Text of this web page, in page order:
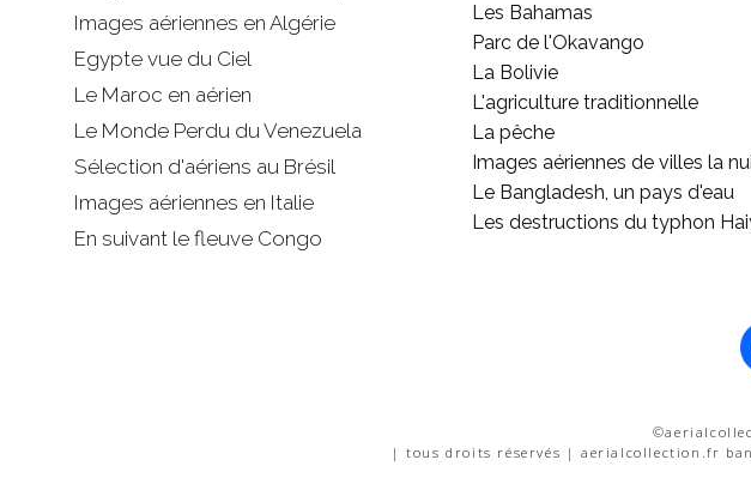
Images aériennes en Algérie
Egypte vue du Ciel
Le Maroc en aérien
Le Monde Perdu du Venezuela
Sélection d'aériens au Brésil
Images aériennes en Italie
En suivant le fleuve Congo
Les Bahamas
Parc de l'Okavango
La Bolivie
L'agriculture traditionnelle
La pêche
Images aériennes de villes la
Le Bangladesh, un pays d'eau
Les destructions du typhon
| tous droits réservés | aerialcollection.fr